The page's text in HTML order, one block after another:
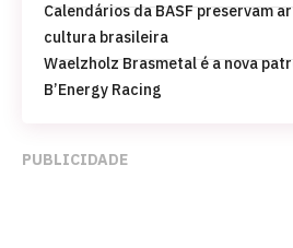
Calendários da BASF preservam
cultura brasileira
Waelzholz Brasmetal é a nova
B’Energy Racing
PUBLICIDADE